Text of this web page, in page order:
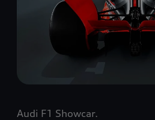
Audi F1 Showcar.